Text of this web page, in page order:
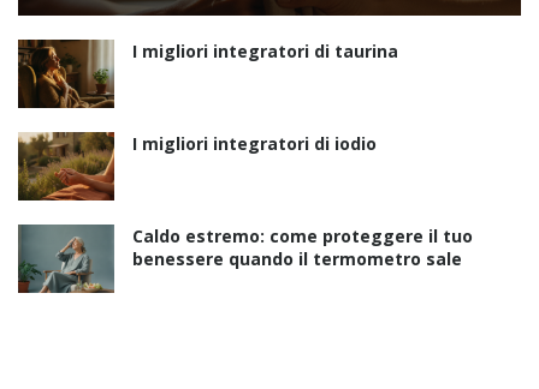
I migliori integratori di taurina
I migliori integratori di iodio
Caldo estremo: come proteggere il tuo
benessere quando il termometro sale